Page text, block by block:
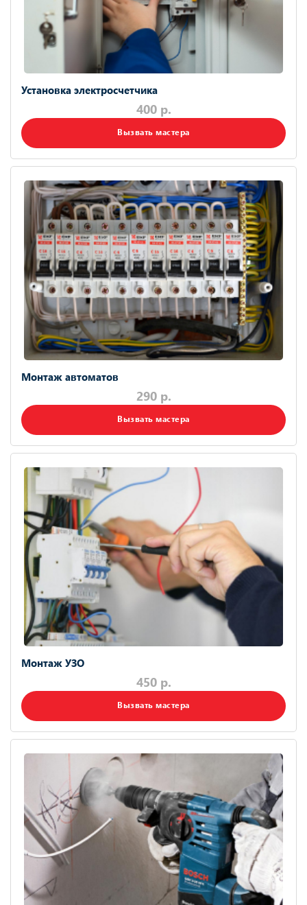
Установка электросчетчика
400 р.
Вызвать мастера
Монтаж автоматов
290 р.
Вызвать мастера
Монтаж УЗО
450 р.
Вызвать мастера